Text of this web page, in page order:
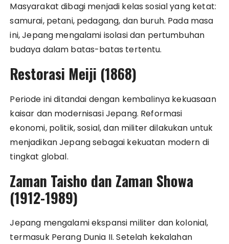
Masyarakat dibagi menjadi kelas sosial yang ketat:
samurai, petani, pedagang, dan buruh. Pada masa
ini, Jepang mengalami isolasi dan pertumbuhan
budaya dalam batas-batas tertentu.
Restorasi Meiji (1868)
Periode ini ditandai dengan kembalinya kekuasaan
kaisar dan modernisasi Jepang. Reformasi
ekonomi, politik, sosial, dan militer dilakukan untuk
menjadikan Jepang sebagai kekuatan modern di
tingkat global.
Zaman Taisho dan Zaman Showa
(1912-1989)
Jepang mengalami ekspansi militer dan kolonial,
termasuk Perang Dunia II. Setelah kekalahan